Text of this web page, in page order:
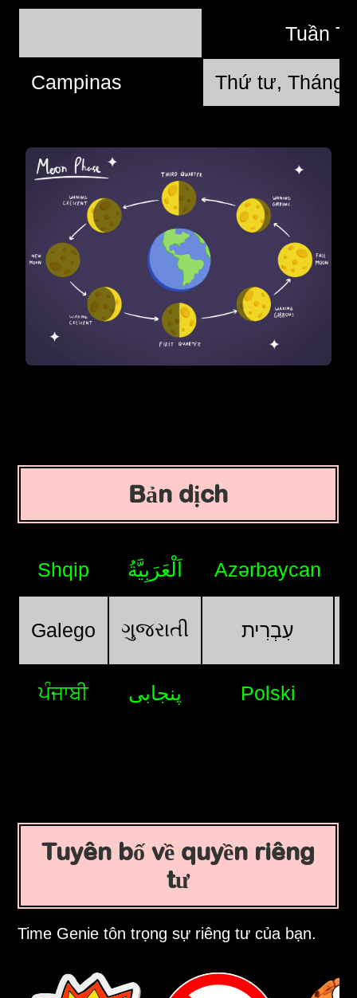
Tuần
Campinas Thứ tư, Tháng
Bản dịch
Shqip اَلْعَرَبِيَّةُ Azərbaycan
Galego ગુજરાતી עִבְרִית
ਪੰਜਾਬੀ پنجابی Polski
Tuyên bố về quyền riêng
tư
Time Genie tôn trọng sự riêng tư của bạn.